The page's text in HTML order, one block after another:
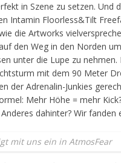
in Szene zu setzen. Und
Intamin Floorless&Tilt
die Artworks
den Weg in den Norden
unter die Lupe zu nehmen.
mit dem 90 Meter
der Adrenalin-Junkies
Mehr Höhe = mehr
dahinter? Wir fanden
mit uns ein in AtmosFear